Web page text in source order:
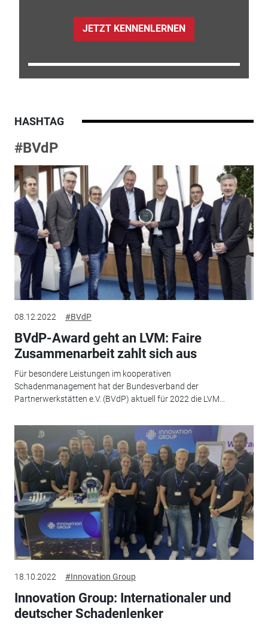
JETZT KENNENLERNEN
HASHTAG
#BVdP
08.12.2022 #BVdP
BVdP-Award geht an LVM: Faire
Zusammenarbeit zahlt sich aus
Für besondere Leistungen im kooperativen
Schadenmanagement hat der Bundesverband der
Partnerwerkstätten e.V. (BVdP) aktuell für 2022 die LVM...
18.10.2022 #Innovation Group
Innovation Group: Internationaler und
deutscher Schadenlenker